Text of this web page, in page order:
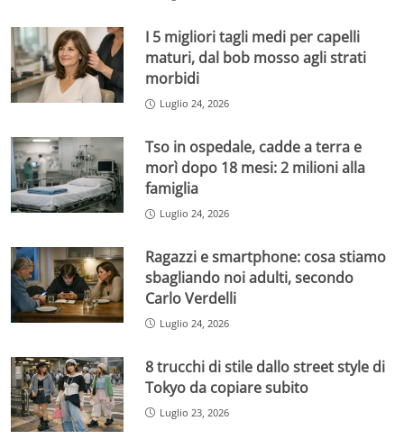
I 5 migliori tagli medi per capelli
maturi, dal bob mosso agli strati
morbidi
Luglio 24, 2026
Tso in ospedale, cadde a terra e
morì dopo 18 mesi: 2 milioni alla
famiglia
Luglio 24, 2026
Ragazzi e smartphone: cosa stiamo
sbagliando noi adulti, secondo
Carlo Verdelli
Luglio 24, 2026
8 trucchi di stile dallo street style di
Tokyo da copiare subito
Luglio 23, 2026